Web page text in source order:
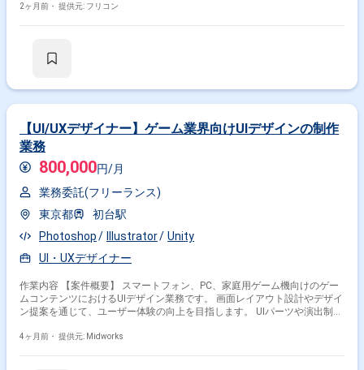
2ヶ月前・ 提供元: フリコン
【UI/UXデザイナー】ゲーム業界向けUIデザインの制作
業務
800,000円/月
業務委託(フリーランス)
東京都
初台駅
Photoshop
Illustrator
Unity
UI・UXデザイナー
作業内容 【案件概要】 スマートフォン、PC、家庭用ゲーム機向けのゲー
ムコンテンツにおけるUIデザイン業務です。 画面レイアウト設計やデザイ
ン提案を通じて、ユーザー体験の向上を目指します。 UIパーツや演出制作
メンバーと連携しながら、魅力的な画面設計と表現を実現します。 【作業
4ヶ月前・ 提供元: Midworks